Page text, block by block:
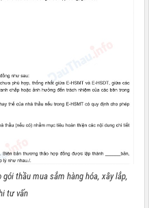
thầu mua sắm hàng hóa, xây lắp,
tư vấn